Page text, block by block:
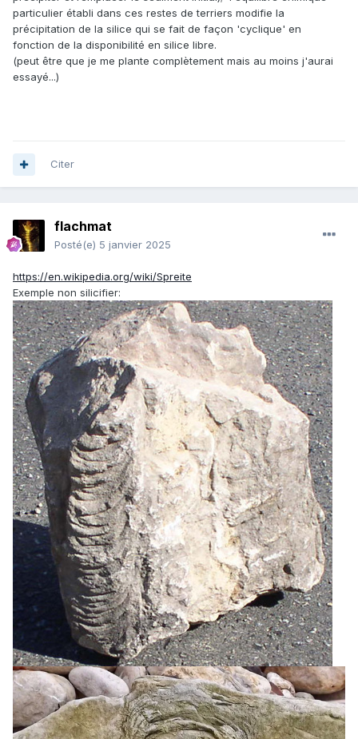
particulier établi dans ces restes de terriers modifie la
précipitation de la silice qui se fait de façon 'cyclique' en
fonction de la disponibilité en silice libre.
(peut être que je me plante complètement mais au moins j'aurai
essayé...)
Citer
flachmat
Posté(e) 5 janvier 2025
https://en.wikipedia.org/wiki/Spreite
Exemple non silicifier: